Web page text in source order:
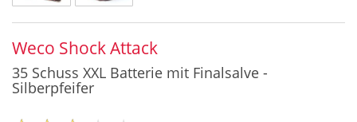
Weco Shock Attack
35 Schuss XXL Batterie mit Finalsalve -
Silberpfeifer